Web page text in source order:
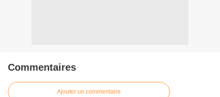
Commentaires
Ajouter un commentaire